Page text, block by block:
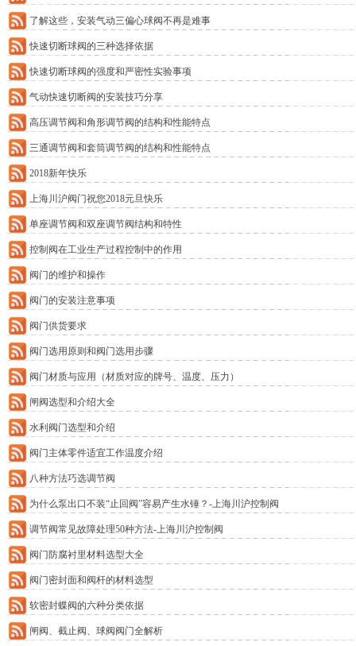
了解这些，安装气动三偏心球阀不再是难事
快速切断球阀的三种选择依据
快速切断球阀的强度和严密性实验事项
气动快速切断阀的安装技巧分享
高压调节阀和角形调节阀的结构和性能特点
三通调节阀和套筒调节阀的结构和性能特点
2018新年快乐
上海川沪阀门祝您2018元旦快乐
单座调节阀和双座调节阀结构和特性
控制阀在工业生产过程控制中的作用
阀门的维护和操作
阀门的安装注意事项
阀门供货要求
阀门选用原则和阀门选用步骤
阀门材质与应用（材质对应的牌号、温度、压力）
闸阀选型和介绍大全
水利阀门选型和介绍
阀门主体零件适宜工作温度介绍
八种方法巧选调节阀
为什么泵出口不装“止回阀”容易产生水锤？-上海川沪控制阀
调节阀常见故障处理50种方法-上海川沪控制阀
阀门防腐衬里材料选型大全
阀门密封面和阀杆的材料选型
软密封蝶阀的六种分类依据
闸阀、截止阀、球阀阀门全解析